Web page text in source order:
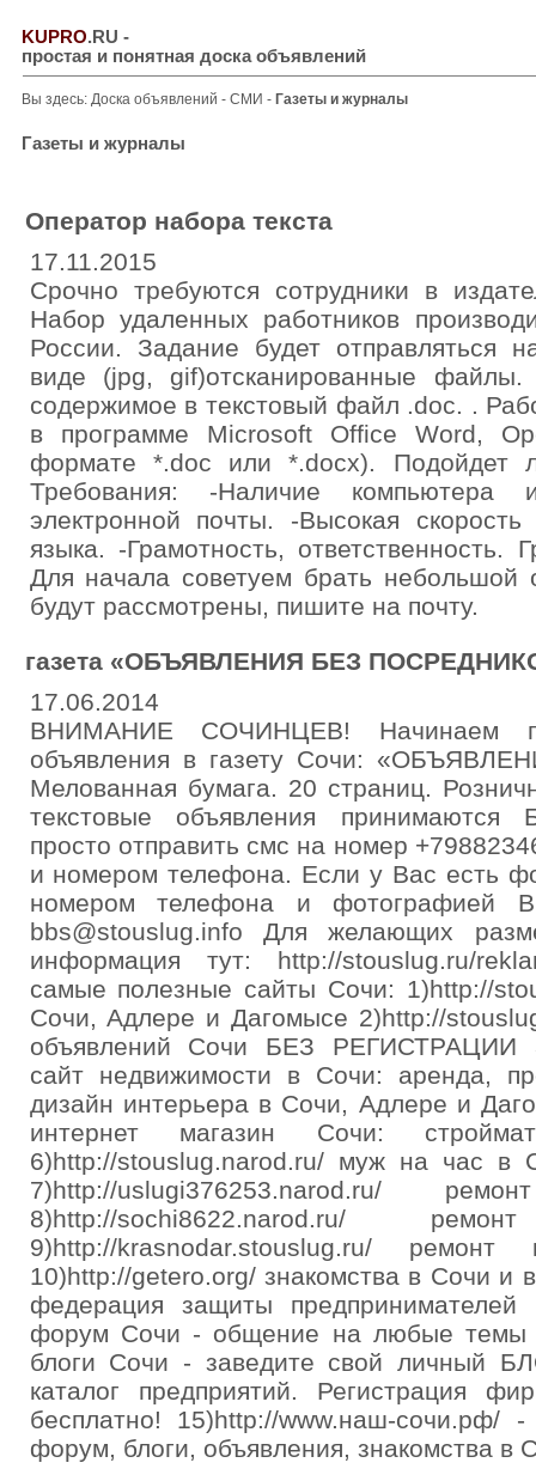
KUPRO.RU -
простая и понятная доска объявлений
Вы здесь: Доска объявлений - СМИ - Газеты и журналы
Газеты и журналы
Оператор набора текста
17.11.2015
Срочно требуются сотрудники в
Набор удаленных работников
России. Задание будет отправляться
виде (jpg, gif)отсканированные
содержимое в текстовый файл .doc. .
в программе Microsoft Office Word,
формате *.doc или *.docx). Подойдет
Требования: -Наличие компьютера
электронной почты. -Высокая
языка. -Грамотность,
Для начала советуем брать небольшой
будут рассмотрены, пишите на почту.
газета «ОБЪЯВЛЕНИЯ БЕЗ
17.06.2014
ВНИМАНИЕ СОЧИНЦЕВ! Начинаем
объявления в газету Сочи:
Мелованная бумага. 20 страниц.
текстовые объявления
просто отправить смс на номер
и номером телефона. Если у Вас есть
номером телефона и фотографией
bbs@stouslug.info Для желающих
информация тут: http://stouslug.ru/
самые полезные сайты Сочи: 1)http://
Сочи, Адлере и Дагомысе 2)http://
объявлений Сочи БЕЗ РЕГИСТРАЦИИ
сайт недвижимости в Сочи: аренда,
дизайн интерьера в Сочи, Адлере и
интернет магазин Сочи:
6)http://stouslug.narod.ru/ муж на час в
7)http://uslugi376253.narod.ru/
8)http://sochi8622.narod.ru/
9)http://krasnodar.stouslug.ru/
10)http://getero.org/ знакомства в Сочи и
федерация защиты предпринимателей
форум Сочи - общение на любые темы
блоги Сочи - заведите свой личный
каталог предприятий. Регистрация
бесплатно! 15)http://www.наш-сочи.рф/
форум, блоги, объявления, знакомства в